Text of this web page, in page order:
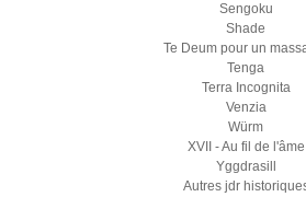
Sengoku
Shade
Te Deum pour un
Tenga
Terra Incognita
Venzia
Würm
XVII - Au fil de l'âme
Yggdrasill
Autres jdr